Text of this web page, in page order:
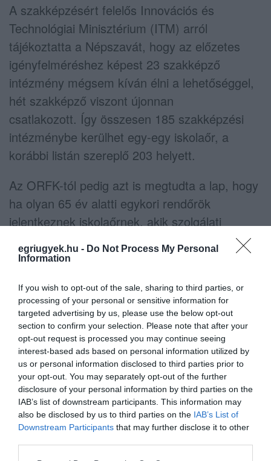
egriugyek.hu - Do Not Process My Personal
Information
If you wish to opt-out of the sale, sharing to third parties, or
processing of your personal or sensitive information for
targeted advertising by us, please use the below opt-out
section to confirm your selection. Please note that after your
opt-out request is processed you may continue seeing
interest-based ads based on personal information utilized by
us or personal information disclosed to third parties prior to
your opt-out. You may separately opt-out of the further
disclosure of your personal information by third parties on the
IAB’s list of downstream participants. This information may
also be disclosed by us to third parties on the IAB’s List of
Downstream Participants that may further disclose it to other
A szakképzésért felelős Innovációs és
Technológiai Minisztérium (ITM) arról
tájékoztatta a Népszavát, hogy az előzetes
igényfelméréshez képest 23 szakképző
intézmény mégsem kíván élni a lehetőséggel,
hét szakképző viszont újonnan
csatlakozott. Így összesen 185 szakképzési
intézménybe kerülhet egy-egy iskolaőr, a
korábbi listán szereplő 203 helyett.
Az ORFK-tól pedig azt is megtudta a lap, hogy
ha olyan 65 év alatti egykori rendőrök
jelentkeznek iskolaőrnek, akik szolgálati
járandóságban részesülnek, nem kell tartaniuk
attól, hogyaz iskolaőri fizetés(vidéken bruttó
miatt felfüggesztik a járandóság folyósítását,
azt az iskolaőri bér mellett továbbra is kapni
fogják.
Így fenyítheti meg az iskolaőr a diákokat, ha
akcióba lép - Kijött a rendelet
Ne maradjon le a legfrissebb hírekről, kövessen